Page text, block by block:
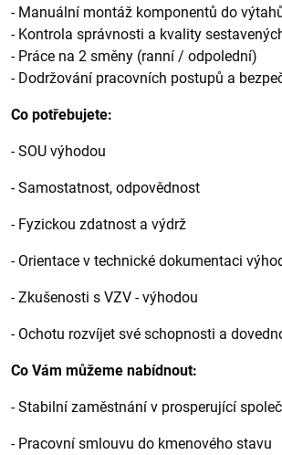
- Manuální montáž komponentů do
- Kontrola správnosti a kvality
- Práce na 2 směny (ranní / odpolední)
- Dodržování pracovních postupů a
Co potřebujete:
- SOU výhodou
- Samostatnost, odpovědnost
- Fyzickou zdatnost a výdrž
- Orientace v technické dokumentaci
- Zkušenosti s VZV - výhodou
- Ochotu rozvíjet své schopnosti a
Co Vám můžeme nabídnout:
- Stabilní zaměstnání v prosperující
- Pracovní smlouvu do kmenového stavu